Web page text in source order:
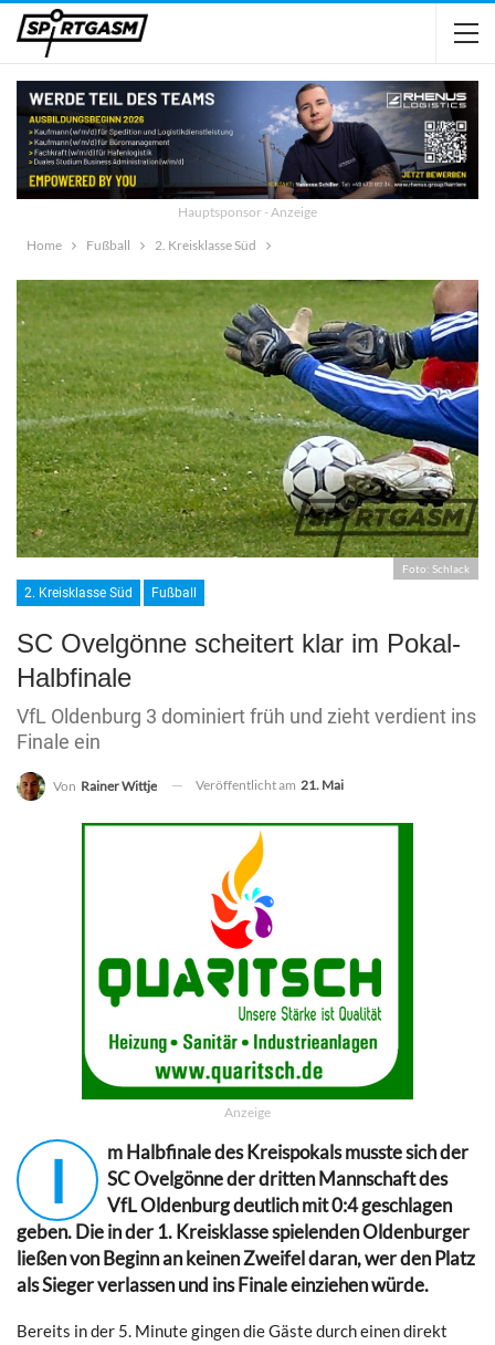
Hauptsponsor - Anzeige
Home
Fußball 2. Kreisklasse Süd
Foto: Schlack
2. Kreisklasse Süd Fußball
SC Ovelgönne scheitert klar im Pokal-
Halbfinale
VfL Oldenburg 3 dominiert früh und zieht verdient ins
Finale ein
Von Rainer Wittje Veröffentlicht am 21. Mai
Anzeige
I
m Halbfinale des Kreispokals musste sich der
SC Ovelgönne der dritten Mannschaft des
VfL Oldenburg deutlich mit 0:4 geschlagen
geben. Die in der 1. Kreisklasse spielenden Oldenburger
ließen von Beginn an keinen Zweifel daran, wer den Platz
als Sieger verlassen und ins Finale einziehen würde.
Bereits in der 5. Minute gingen die Gäste durch einen direkt